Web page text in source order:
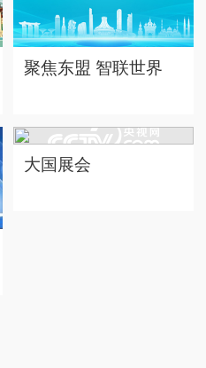
聚焦东盟 智联世界
大国展会